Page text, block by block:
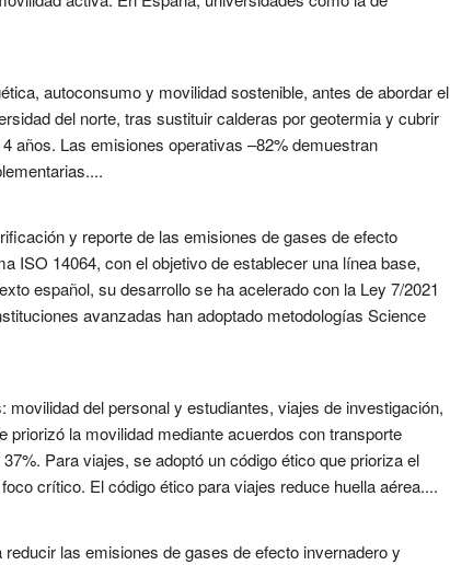
autoconsumo y movilidad sostenible, antes de abordar el
del norte, tras sustituir calderas por geotermia y cubrir
años. Las emisiones operativas –82% demuestran
y reporte de las emisiones de gases de efecto
ISO 14064, con el objetivo de establecer una línea base,
español, su desarrollo se ha acelerado con la Ley 7/2021
avanzadas han adoptado metodologías Science
del personal y estudiantes, viajes de investigación,
la movilidad mediante acuerdos con transporte
Para viajes, se adoptó un código ético que prioriza el
crítico. El código ético para viajes reduce huella aérea....
las emisiones de gases de efecto invernadero y